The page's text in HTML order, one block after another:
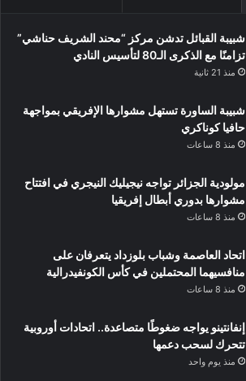
شبيبة القبائل تدشن مركز “محند الشريف حناشي”
تزامنًا مع الذكرى الـ80 لتأسيس النادي
منذ 21 ثانية
شبيبة الساورة تستهل مشوارها الإفريقي بمواجهة
حافيا كوناكري
منذ 8 ساعات
مولودية الجزائر تواجه نيجيليك النيجري في افتتاح
مشوارها بدوري أبطال إفريقيا
منذ 8 ساعات
اتحاد العاصمة وشباب بلوزداد يتعرفان على
منافسيهما المحتملين في كأس الكونفيدرالية
منذ 8 ساعات
إنفانتينو يواجه ضغوطًا متصاعدة.. اتحادات أوروبية
تتحرك لسحب دعمها
منذ يوم واحد